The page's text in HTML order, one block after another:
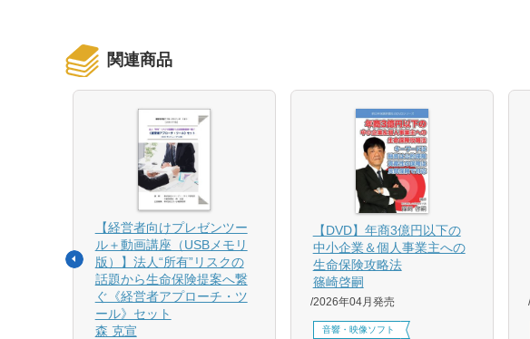
関連商品
【経営者向けプレゼンツー
ル＋動画講座（USBメモリ
版）】法人“所有”リスクの
話題から生命保険提案へ繋
ぐ《経営者アプローチ・ツ
ール》セット
森 克宣
【DVD】年商3億円以下の
中小企業＆個人事業主への
生命保険攻略法
篠崎啓嗣
2026年04月発売
音響・映像ソフト